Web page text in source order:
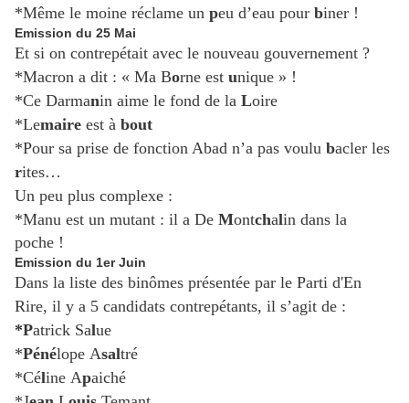
*Même le moine réclame un peu d’eau pour biner !
Emission du 25 Mai
Et si on contrepétait avec le nouveau gouvernement ?
*Macron a dit : « Ma Borne est unique » !
*Ce Darmanin aime le fond de la Loire
*Lemaire est à bout
*Pour sa prise de fonction Abad n’a pas voulu bacler les
rites…
Un peu plus complexe :
*Manu est un mutant : il a De Montchalin dans la
poche !
Emission du 1er Juin
Dans la liste des binômes présentée par le Parti d'En
Rire, il y a 5 candidats contrepétants, il s’agit de :
*Patrick Salue
*Pénélope Asaltré
*Céline Apaiché